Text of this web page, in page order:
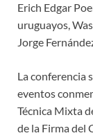
Erich Edgar
uruguayos,
Jorge
La conferencia
eventos
Técnica Mixta
de la Firma del